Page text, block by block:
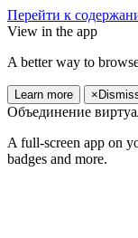
Перейти к
View in the app
A better way to
Learn more ×
Объединение
A full-screen app on
badges and more.